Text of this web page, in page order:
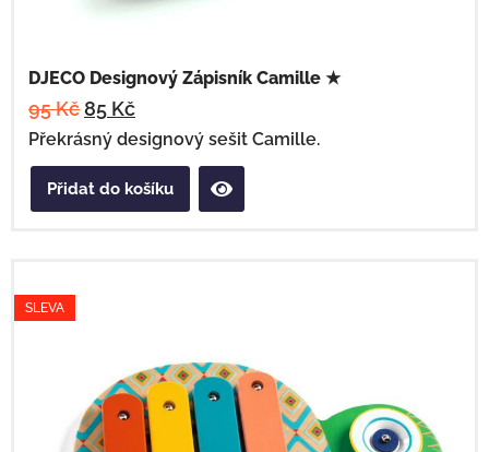
DJECO Designový Zápisník Camille ★
95Kč85 Kč
Překrásný designový sešit Camille.
Přidat do košíku
SLEVA